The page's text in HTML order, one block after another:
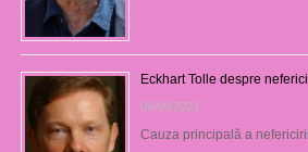
Eckhart Tolle despre
09/09/2023
Cauza principală a